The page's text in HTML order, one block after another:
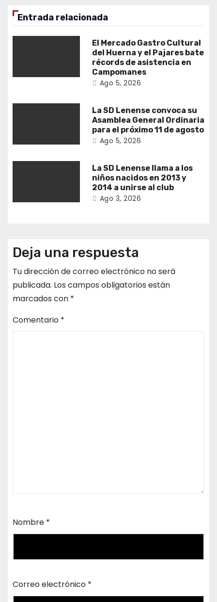
Entrada relacionada
El Mercado Gastro Cultural
del Huerna y el Pajares bate
récords de asistencia en
Campomanes
Ago 5, 2026
La SD Lenense convoca su
Asamblea General Ordinaria
para el próximo 11 de agosto
Ago 5, 2026
La SD Lenense llama a los
niños nacidos en 2013 y
2014 a unirse al club
Ago 3, 2026
Deja una respuesta
Tu dirección de correo electrónico no será
publicada. Los campos obligatorios están
marcados con *
Comentario *
Nombre *
Correo electrónico *